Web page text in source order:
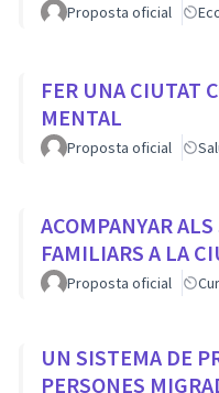
Proposta oficial
FER UNA CIUTAT
MENTAL
Proposta oficial
ACOMPANYAR
FAMILIARS A LA
Proposta oficial
UN SISTEMA DE
PERSONES